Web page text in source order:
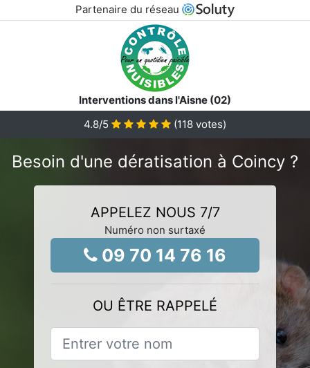
Partenaire du réseau
Interventions dans l'Aisne (02)
4.8/5 (118 votes)
Besoin d'une dératisation à Coincy ?
APPELEZ NOUS 7/7
Numéro non surtaxé
09 70 14 76 16
OU ÊTRE RAPPELÉ